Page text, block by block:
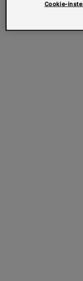
Cookie-